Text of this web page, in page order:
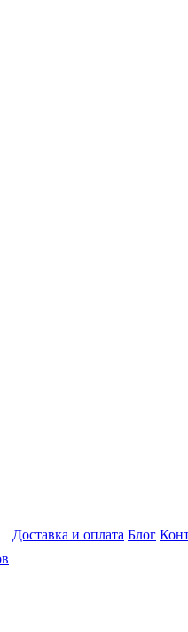
Доставка и оплата Блог